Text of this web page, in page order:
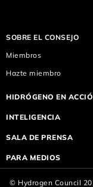
SOBRE EL CONSEJO
Miembros
Hazte miembro
HIDRÓGENO EN
INTELIGENCIA
SALA DE PRENSA
PARA MEDIOS
© Hydrogen Council